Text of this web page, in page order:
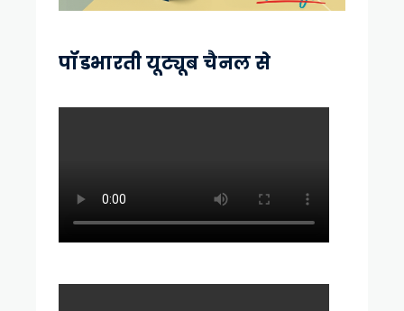
पॉडभारती यूट्यूब चैनल से